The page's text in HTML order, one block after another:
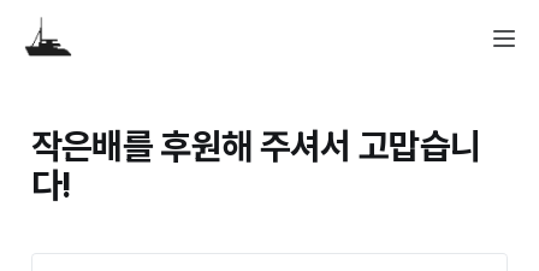
작은배를 후원해 주셔서 고맙습니
다!